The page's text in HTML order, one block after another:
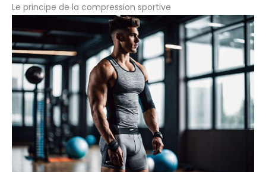
Le principe de la compression sportive